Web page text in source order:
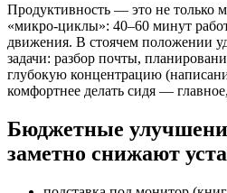
Продуктивность — это не только
«микро-циклы»: 40–60 минут
движения. В стоячем положении
задачи: разбор почты,
глубокую концентрацию
комфортнее делать сидя —
Бюджетные
заметно снижают